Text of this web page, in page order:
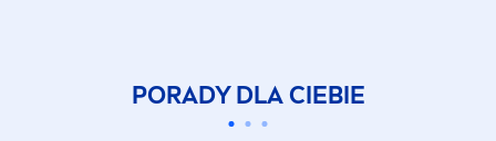
PORADY DLA CIEBIE